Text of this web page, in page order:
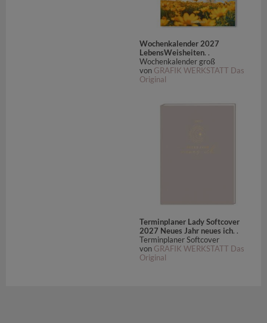
Wochenkalender 2027
LebensWeisheiten. .
Wochenkalender groß
von GRAFIK WERKSTATT Das
Original
Terminplaner Lady Softcover
2027 Neues Jahr neues ich. .
Terminplaner Softcover
von GRAFIK WERKSTATT Das
Original